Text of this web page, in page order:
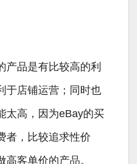
产品是有比较高的利
于店铺运营；同时也
太高，因为eBay的买
者，比较追求性价
高客单价的产品。